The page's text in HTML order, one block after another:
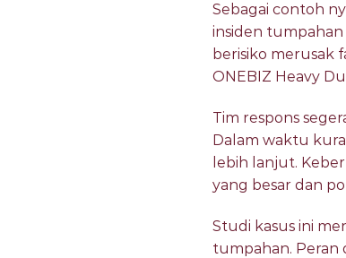
Sebagai contoh
insiden
berisiko merusak
ONEBIZ Heavy
Tim respons
Dalam waktu
lebih lanjut.
yang besar dan
Studi kasus ini
tumpahan. Peran